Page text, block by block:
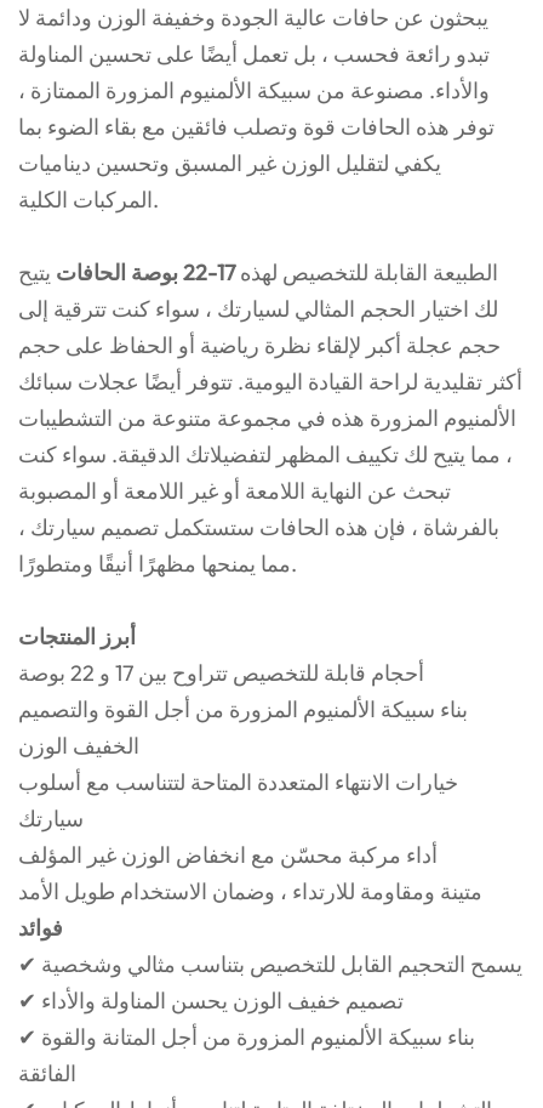
يبحثون عن حافات عالية الجودة وخفيفة الوزن ودائمة لا
تبدو رائعة فحسب ، بل تعمل أيضًا على تحسين المناولة
والأداء. مصنوعة من سبيكة الألمنيوم المزورة الممتازة ،
توفر هذه الحافات قوة وتصلب فائقين مع بقاء الضوء بما
يكفي لتقليل الوزن غير المسبق وتحسين ديناميات
المركبات الكلية.
الطبيعة القابلة للتخصيص لهذه17-22 بوصة الحافات
يتيح
لك اختيار الحجم المثالي لسيارتك ، سواء كنت تترقية إلى
حجم عجلة أكبر لإلقاء نظرة رياضية أو الحفاظ على حجم
أكثر تقليدية لراحة القيادة اليومية. تتوفر أيضًا عجلات سبائك
الألمنيوم المزورة هذه في مجموعة متنوعة من التشطيبات
، مما يتيح لك تكييف المظهر لتفضيلاتك الدقيقة. سواء كنت
تبحث عن النهاية اللامعة أو غير اللامعة أو المصبوبة
بالفرشاة ، فإن هذه الحافات ستستكمل تصميم سيارتك ،
مما يمنحها مظهرًا أنيقًا ومتطورًا.
أبرز المنتجات
أحجام قابلة للتخصيص تتراوح بين 17 و 22 بوصة
بناء سبيكة الألمنيوم المزورة من أجل القوة والتصميم
الخفيف الوزن
خيارات الانتهاء المتعددة المتاحة لتتناسب مع أسلوب
سيارتك
أداء مركبة محسّن مع انخفاض الوزن غير المؤلف
متينة ومقاومة للارتداء ، وضمان الاستخدام طويل الأمد
فوائد
✔ يسمح التحجيم القابل للتخصيص بتناسب مثالي وشخصية
✔ تصميم خفيف الوزن يحسن المناولة والأداء
✔ بناء سبيكة الألمنيوم المزورة من أجل المتانة والقوة
الفائقة